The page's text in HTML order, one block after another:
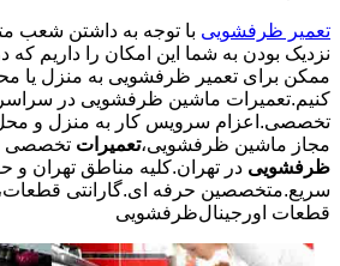
تعمیر ظرفشویی با توجه به داشتن شعب
نزدیک بودن به شما این امکان را داریم که
ممکن برای تعمیر ظرفشویی به منزل یا
کنیم.تعمیرات ماشین ظرفشویی در
تخصصی.اعزام سرویس کار به منزل و
مجاز ماشین ظرفشویی،تعمیرات تخصصی
ظرفشویی در تهران.کلیه مناطق تهران و
سریع.متخصصین حرفه ای.گارانتی
قطعات اورجینالظرفشویی